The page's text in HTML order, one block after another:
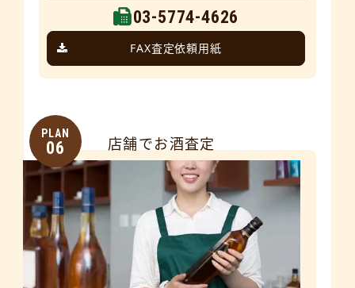
03-5774-4626
FAX査定依頼用紙
PLAN
06 店舗でお酒査定